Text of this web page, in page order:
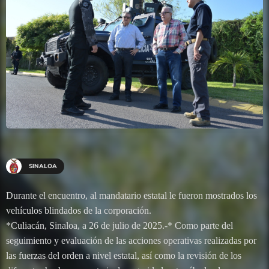
SINALOA
Durante el encuentro, al mandatario estatal le fueron mostrados los
vehículos blindados de la corporación.
*Culiacán, Sinaloa, a 26 de julio de 2025.-* Como parte del
seguimiento y evaluación de las acciones operativas realizadas por
las fuerzas del orden a nivel estatal, así como la revisión de los